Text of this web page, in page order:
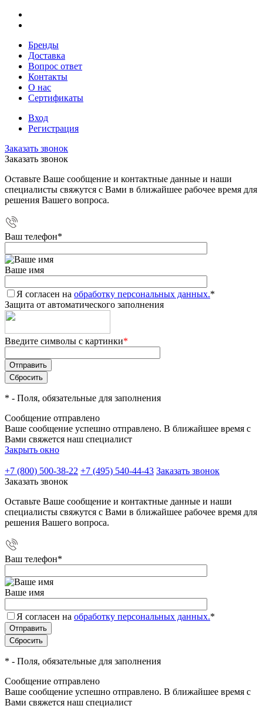
Бренды
Доставка
Вопрос ответ
Контакты
О нас
Сертификаты
Вход
Регистрация
Заказать звонок
Заказать звонок
Оставьте Ваше сообщение и контактные данные и наши
специалисты свяжутся с Вами в ближайшее рабочее время для
решения Вашего вопроса.
Ваш телефон*
Ваше имя
Я согласен на обработку персональных данных.*
Защита от автоматического заполнения
Введите символы с картинки*
* - Поля, обязательные для заполнения
Сообщение отправлено
Ваше сообщение успешно отправлено. В ближайшее время с
Вами свяжется наш специалист
Закрыть окно
+7 (800) 500-38-22 +7 (495) 540-44-43 Заказать звонок
Заказать звонок
Оставьте Ваше сообщение и контактные данные и наши
специалисты свяжутся с Вами в ближайшее рабочее время для
решения Вашего вопроса.
Ваш телефон*
Ваше имя
Я согласен на обработку персональных данных.*
* - Поля, обязательные для заполнения
Сообщение отправлено
Ваше сообщение успешно отправлено. В ближайшее время с
Вами свяжется наш специалист